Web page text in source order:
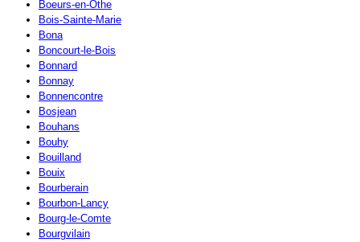
Boeurs-en-Othe
Bois-Sainte-Marie
Bona
Boncourt-le-Bois
Bonnard
Bonnay
Bonnencontre
Bosjean
Bouhans
Bouhy
Bouilland
Bouix
Bourberain
Bourbon-Lancy
Bourg-le-Comte
Bourgvilain